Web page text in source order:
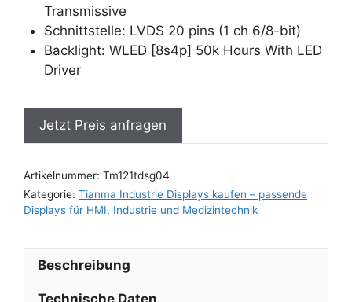
Transmissive
Schnittstelle: LVDS 20 pins (1 ch 6/8-bit)
Backlight: WLED [8s4p] 50k Hours With LED
Driver
Jetzt Preis anfragen
Artikelnummer: Tm121tdsg04
Kategorie: Tianma Industrie Displays kaufen – passende
Displays für HMI, Industrie und Medizintechnik
Beschreibung
Technische Daten